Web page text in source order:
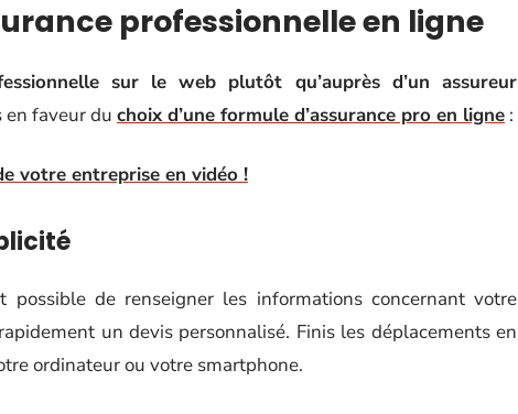
professionnelle en ligne
sur le web plutôt qu’auprès d’un assureur
faveur du choix d’une formule d’assurance pro en ligne :
votre entreprise en vidéo !
de renseigner les informations concernant votre
un devis personnalisé. Finis les déplacements en
ordinateur ou votre smartphone.